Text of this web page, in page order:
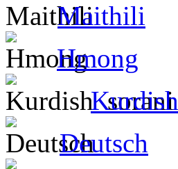
Maithili
Hmong
Kurdish
Deutsch